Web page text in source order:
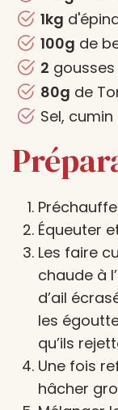
1kg
100g de
2 gousses
80g de
Sel, cumin
Équeuter
Les faire
chaude à
d’ail
les
qu’ils
Une fois
hâcher